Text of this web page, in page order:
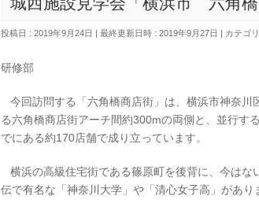
投稿日 : 2019年9月24日 最終更新日時 : 2019年9月27日 カテゴ
研修部
今回訪問する「六角橋商店街」は、横浜市神奈川
る六角橋商店街アーチ間約300mの両側と、並行す
でにある約170店舗で成り立っています。
横浜の高級住宅街である篠原町を後背に、今はな
伝で有名な「神奈川大学」や「清心女子高」があり